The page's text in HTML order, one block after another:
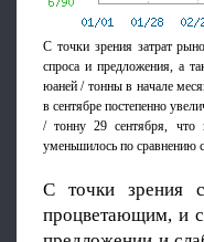
С точки зрения затрат
спроса и предложения, а
юаней / тонны в начале
в сентябре постепенно
/ тонну 29 сентября,
уменьшилось по сравнению
С точки зрения
процветающим, и